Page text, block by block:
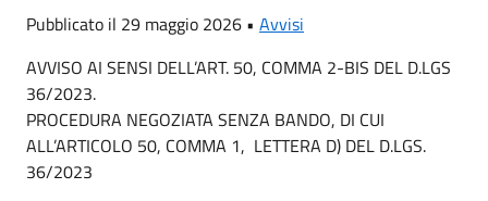
Pubblicato il 29 maggio 2026 • Avvisi
AVVISO AI SENSI DELL’ART. 50, COMMA 2-BIS DEL D.LGS
36/2023.
PROCEDURA NEGOZIATA SENZA BANDO, DI CUI
ALL’ARTICOLO 50, COMMA 1, LETTERA D) DEL D.LGS.
36/2023